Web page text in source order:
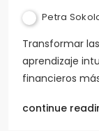
Petra
Transformar
aprendizaje
financieros
continue